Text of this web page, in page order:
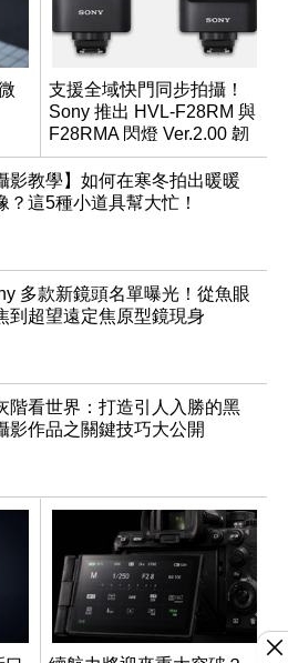
支援全域快門同步拍攝！
Sony 推出 HVL-F28RM 與
F28RMA 閃燈 Ver.2.00 韌
體
影教學】如何在寒冬拍出暖暖
？這5種小道具幫大忙！
多款新鏡頭名單曝光！從魚眼
到超望遠定焦原型鏡現身
階看世界：打造引人入勝的黑
影作品之關鍵技巧大公開